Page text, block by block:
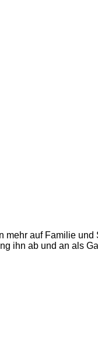
auf Familie
ihn ab und an als